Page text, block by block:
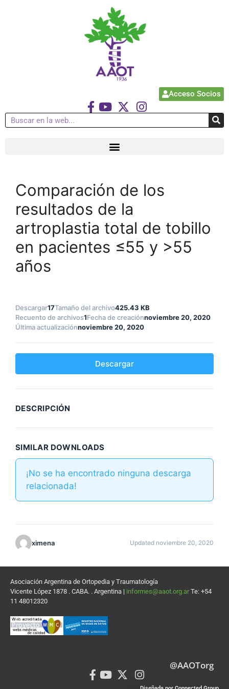
Acceso Socios
Comparación de los
resultados de la
artroplastia total de tobillo
en pacientes ≤55 y >55
años
Descargar17Tamaño del archivo425.43 KB
Recuento de archivos1Fecha de creaciónnoviembre 20, 2020
Última actualizaciónnoviembre 20, 2020
Descargar
DESCRIPCIÓN
SIMILAR DOWNLOADS
¡No se ha encontrado ninguna descarga
relacionada!
ximena Updated noviembre 20, 2020
Asociación Argentina de Ortopedia y Traumatología
Vicente López 1878 . CABA. . Argentina | informes@aaot.org.ar Te: +54
11 48012320
@AAOTorg